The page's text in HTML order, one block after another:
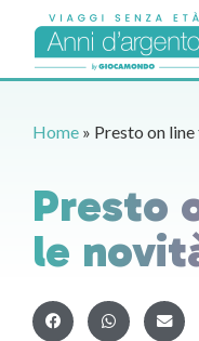
Home » Presto on
Presto
le